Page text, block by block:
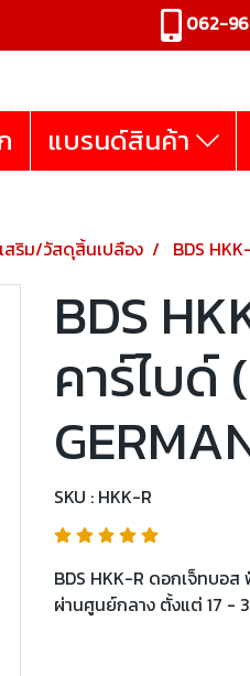
062-
แบรนด์สินค้า
ริม/วัสดุสิ้นเปลือง BDS
BDS
คาร์ไบด์
SKU : HKK-R
BDS HKK-R ดอกเจ็ทบอส
ผ่านศูนย์กลาง ตั้งแต่ 17 -